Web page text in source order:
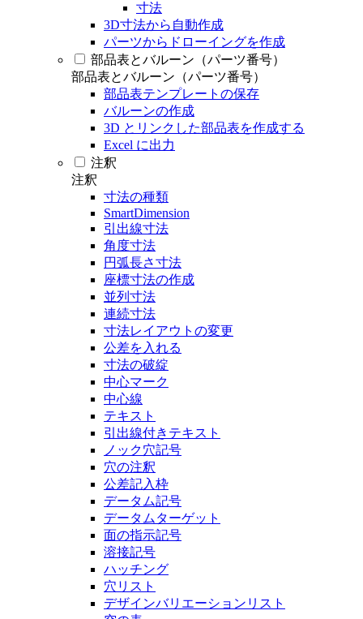
寸法
3D寸法から自動作成
パーツからドローイングを作成
部品表とバルーン（パーツ番号）
部品表とバルーン（パーツ番号）
部品表テンプレートの保存
バルーンの作成
3D とリンクした部品表を作成する
Excel に出力
注釈
注釈
寸法の種類
SmartDimension
引出線寸法
角度寸法
円弧長さ寸法
座標寸法の作成
並列寸法
連続寸法
寸法レイアウトの変更
公差を入れる
寸法の破綻
中心マーク
中心線
テキスト
引出線付きテキスト
ノック穴記号
穴の注釈
公差記入枠
データム記号
データムターゲット
面の指示記号
溶接記号
ハッチング
穴リスト
デザインバリエーションリスト